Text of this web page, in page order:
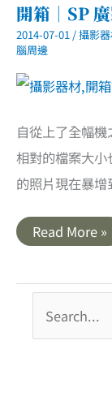
開箱｜SP
2014-07-01 /攝影
腦周邊
自從上了全幅
相對的檔案大
的照片現在暴
開
箱
廣
穎
SDXC
64GB
SD
Read More »